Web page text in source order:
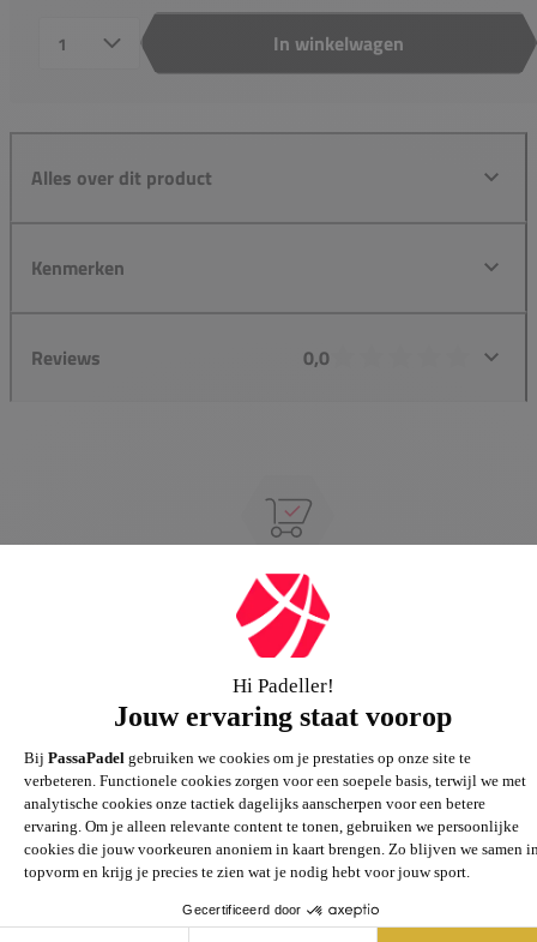
In winkelwagen
Alles over dit product
Kenmerken
Reviews 0,0
Groot assortiment
Gigantisch assortiment met meer dan 21.000+
artikelen
Passie voor de sport